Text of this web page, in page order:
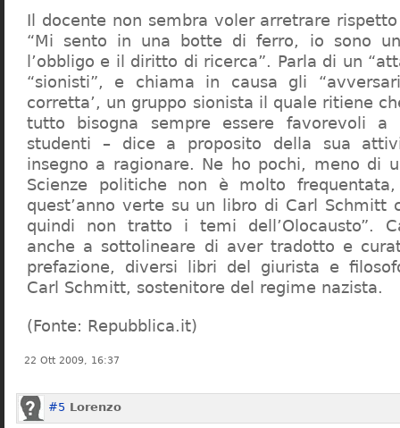
Il docente non sembra voler arretrare
“Mi sento in una botte di ferro, io sono
l’obbligo e il diritto di ricerca”. Parla di un
“sionisti”, e chiama in causa gli
corretta’, un gruppo sionista il quale ritiene
tutto bisogna sempre essere favorevoli a
studenti – dice a proposito della sua
insegno a ragionare. Ne ho pochi, meno di
Scienze politiche non è molto
quest’anno verte su un libro di Carl Schmitt
quindi non tratto i temi dell’Olocausto”.
anche a sottolineare di aver tradotto e
prefazione, diversi libri del giurista e
Carl Schmitt, sostenitore del regime nazista.
(Fonte: Repubblica.it)
22 Ott 2009, 16:37
#5 Lorenzo